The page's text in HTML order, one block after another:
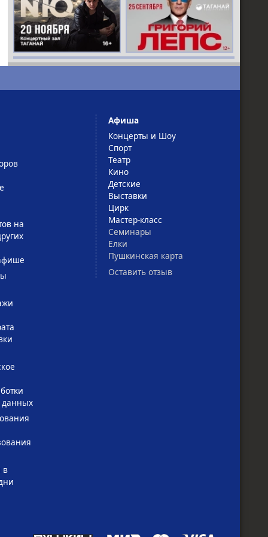
на
данных
в
Афиша
Концерты и Шоу
Спорт
Театр
Кино
Детские
Выставки
Цирк
Мастер-класс
Семинары
Елки
Пушкинская карта
Оставить отзыв